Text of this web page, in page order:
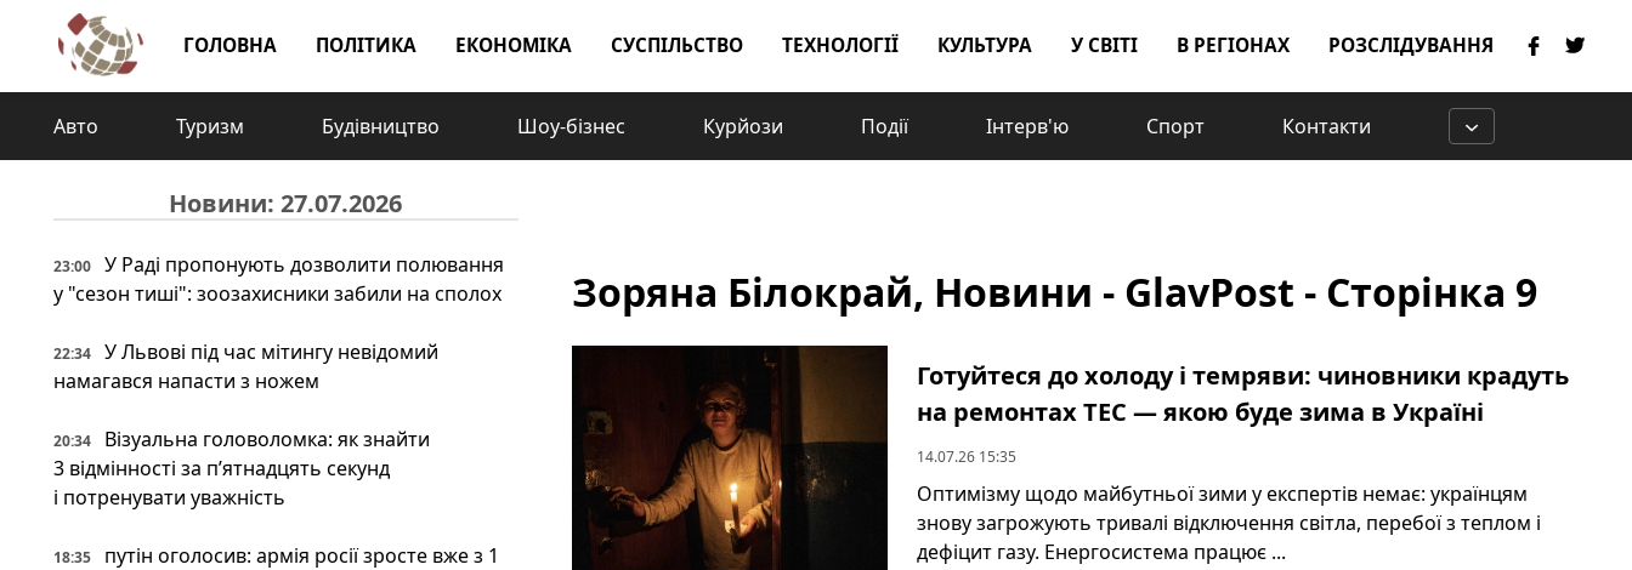
ГОЛОВНА ПОЛІТИКА ЕКОНОМІКА СУСПІЛЬСТВО ТЕХНОЛОГІЇ КУЛЬТУРА У СВІТІ В РЕГІОНАХ РОЗСЛІДУВАННЯ
Авто Туризм Будівництво Шоу-бізнес Курйози Події Інтерв'ю Спорт Контакти
Новини: 27.07.2026
23:00
У Раді пропонують дозволити полювання
у "сезон тиші": зоозахисники забили на сполох
22:34
У Львові під час мітингу невідомий
намагався напасти з ножем
20:34
Візуальна головоломка: як знайти
3 відмінності за п’ятнадцять секунд
і потренувати уважність
18:35
путін оголосив: армія росії зросте вже з 1
Зоряна Білокрай, Новини - GlavPost - Сторінка 9
Готуйтеся до холоду і темряви: чиновники крадуть
на ремонтах ТЕС — якою буде зима в Україні
14.07.26 15:35
Оптимізму щодо майбутньої зими у експертів немає: українцям
знову загрожують тривалі відключення світла, перебої з теплом і
дефіцит газу. Енергосистема працює ...